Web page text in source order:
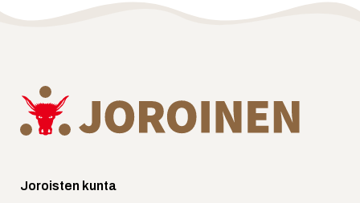
Joroisten kunta